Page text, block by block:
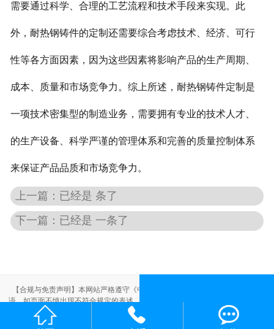
需要通过科学、合理的工艺流程和技术手段来实现。此
外，耐热钢铸件的定制还需要综合考虑技术、经济、可行
性等各方面因素，因为这些因素将影响产品的生产周期、
成本、质量和市场竞争力。综上所述，耐热钢铸件定制是
一项技术密集型的制造业务，需要拥有专业的技术人才、
的生产设备、科学严谨的管理体系和完善的质量控制体系
来保证产品品质和市场竞争力。
上一篇：已经是 条了
下一篇：已经是 一条了
  
【合规与免责声明】本网站严格遵守《中华人民共和国广告法》，尽力规范用
语。如页面不慎出现不符合规定的表述，敬请联系我们，将立即更正；相关内容
仅供参考，不构成交易依据。
本站部分素材来自网络，如有侵权，请联系删除。